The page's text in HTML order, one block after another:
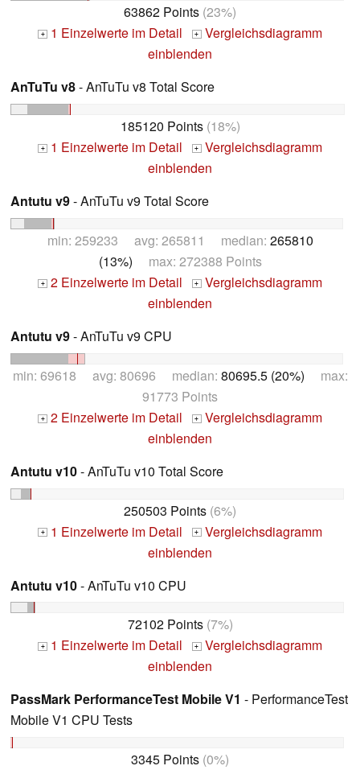
63862 Points (23%)
+ 1 Einzelwerte im Detail + Vergleichsdiagramm
einblenden
AnTuTu v8- AnTuTu v8 Total Score
185120 Points(18%)
+ 1 Einzelwerte im Detail + Vergleichsdiagramm
einblenden
Antutu v9- AnTuTu v9 Total Score
min: 259233 avg: 265811 median: 265810
(13%) max: 272388 Points
+ 2 Einzelwerte im Detail + Vergleichsdiagramm
einblenden
Antutu v9- AnTuTu v9 CPU
min: 69618 avg: 80696 median: 80695.5 (20%) max:
91773 Points
+ 2 Einzelwerte im Detail + Vergleichsdiagramm
einblenden
Antutu v10- AnTuTu v10 Total Score
250503 Points (6%)
+ 1 Einzelwerte im Detail + Vergleichsdiagramm
einblenden
Antutu v10- AnTuTu v10 CPU
72102 Points(7%)
+ 1 Einzelwerte im Detail + Vergleichsdiagramm
einblenden
PassMark PerformanceTest Mobile V1 - PerformanceTest
Mobile V1 CPU Tests
3345 Points (0%)